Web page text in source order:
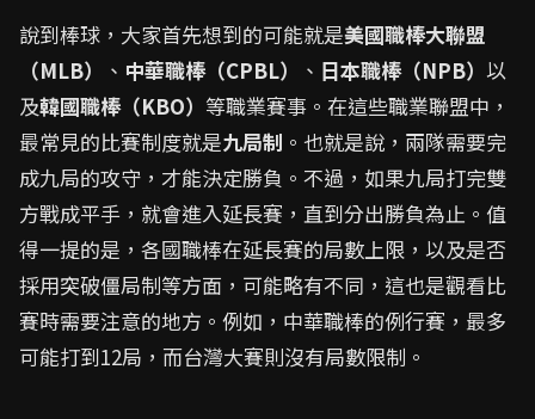
說到棒球，大家首先想到的可能就是美國職棒大聯盟
（MLB）
、 中華職棒（CPBL） 、 日本職棒（NPB） 以
及韓國職棒（KBO） 等職業賽事。在這些職業聯盟中，
最常見的比賽制度就是九局制 。也就是說，兩隊需要完
成九局的攻守，才能決定勝負。不過，如果九局打完雙
方戰成平手，就會進入延長賽，直到分出勝負為止。值
得一提的是，各國職棒在延長賽的局數上限，以及是否
採用突破僵局制等方面，可能略有不同，這也是觀看比
賽時需要注意的地方。例如，中華職棒的例行賽，最多
可能打到12局，而台灣大賽則沒有局數限制。